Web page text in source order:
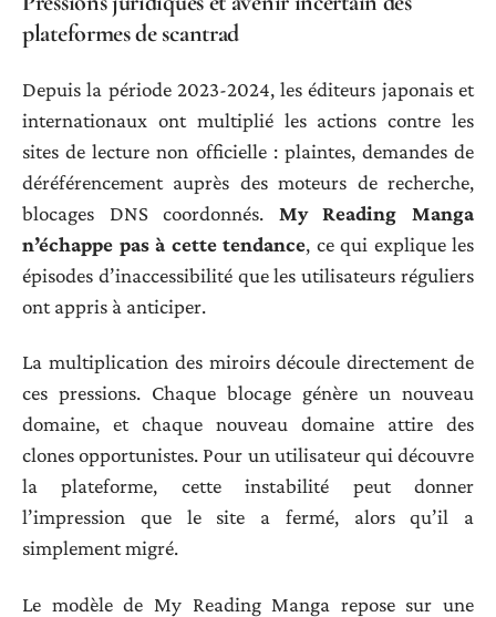
plateformes de scantrad
Depuis la période 2023-2024, les éditeurs japonais et
internationaux ont multiplié les actions contre les
sites de lecture non officielle : plaintes, demandes de
déréférencement auprès des moteurs de recherche,
blocages DNS coordonnés. My Reading Manga
n’échappe pas à cette tendance, ce qui explique les
épisodes d’inaccessibilité que les utilisateurs réguliers
ont appris à anticiper.
La multiplication des miroirs découle directement de
ces pressions. Chaque blocage génère un nouveau
domaine, et chaque nouveau domaine attire des
clones opportunistes. Pour un utilisateur qui découvre
la plateforme, cette instabilité peut donner
l’impression que le site a fermé, alors qu’il a
simplement migré.
Le modèle de My Reading Manga repose sur une